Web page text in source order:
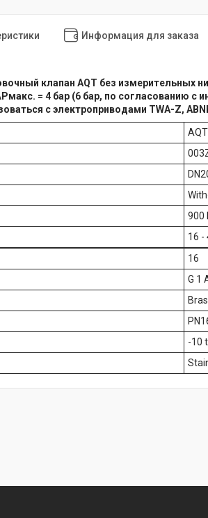
Информация для заказа
клапан AQT без измерительных
= 4 бар (6 бар, по согласованию
с электроприводами TWA-Z,
900
16 -
16
G 1
-10